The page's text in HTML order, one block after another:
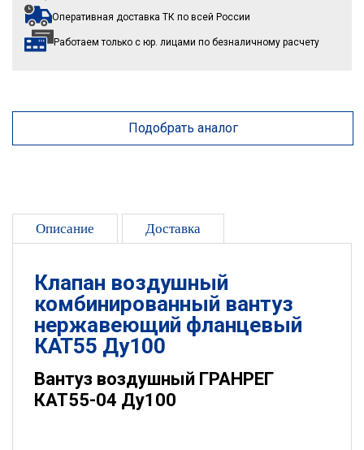
Оперативная доставка ТК по всей России
Работаем только с юр. лицами по безналичному расчету
Подобрать аналог
Описание Доставка
Клапан воздушный
комбинированный вантуз
нержавеющий фланцевый
КАТ55 Ду100
Вантуз воздушный ГРАНРЕГ
КАТ55-04 Ду100